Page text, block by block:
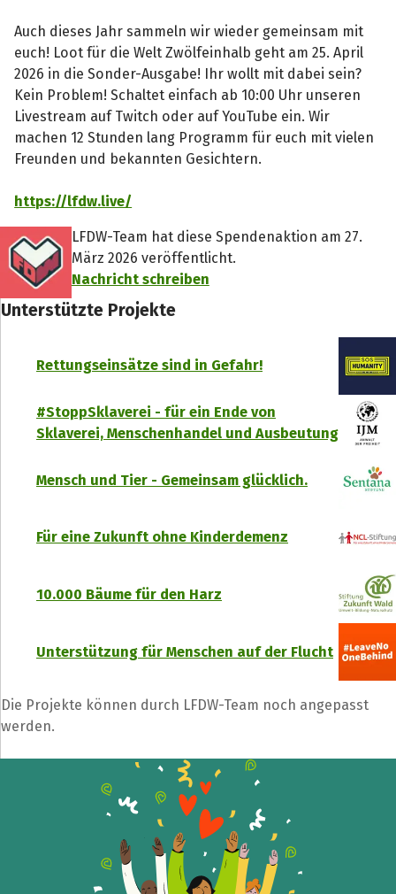
Auch dieses Jahr sammeln wir wieder gemeinsam mit
euch! Loot für die Welt Zwölfeinhalb geht am 25. April
2026 in die Sonder-Ausgabe! Ihr wollt mit dabei sein?
Kein Problem! Schaltet einfach ab 10:00 Uhr unseren
Livestream auf Twitch oder auf YouTube ein. Wir
machen 12 Stunden lang Programm für euch mit vielen
Freunden und bekannten Gesichtern.
https://lfdw.live/
LFDW-Team hat diese Spendenaktion am 27.
März 2026 veröffentlicht.
Nachricht schreiben
Unterstützte Projekte
Rettungseinsätze sind in Gefahr!
#StoppSklaverei - für ein Ende von
Sklaverei, Menschenhandel und Ausbeutung
Mensch und Tier - Gemeinsam glücklich.
Für eine Zukunft ohne Kinderdemenz
10.000 Bäume für den Harz
Unterstützung für Menschen auf der Flucht
Die Projekte können durch LFDW-Team noch angepasst
werden.